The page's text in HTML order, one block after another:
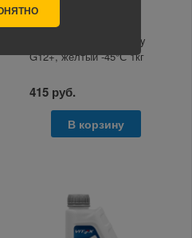
Антифриз FELIX Energy
G12+, желтый -45°С 1кг
415 руб.
В корзину